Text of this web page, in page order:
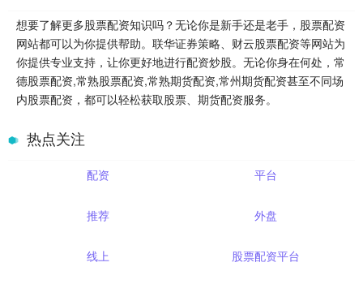
想要了解更多股票配资知识吗？无论你是新手还是老手，股票配资
网站都可以为你提供帮助。联华证券策略、财云股票配资等网站为
你提供专业支持，让你更好地进行配资炒股。无论你身在何处，常
德股票配资,常熟股票配资,常熟期货配资,常州期货配资甚至不同场
内股票配资，都可以轻松获取股票、期货配资服务。
热点关注
配资 平台
推荐 外盘
线上 股票配资平台